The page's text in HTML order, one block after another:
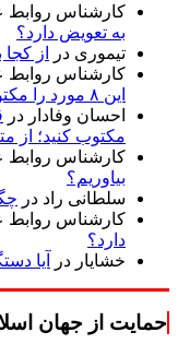
کارشناس روابط
به تعویض دارد؟
تیموری در
از
کارشناس روابط
این ۸ مورد را مکتوب کنید؛ از متراژ پرت تا ضمانت نصب
احسان وفادار در
مکتوب کنید؛ از
کارشناس روابط
بیاوریم؟
سلطانی راد در
کارشناس روابط
دارد؟
خشایار در آیا
حمایت از جهان